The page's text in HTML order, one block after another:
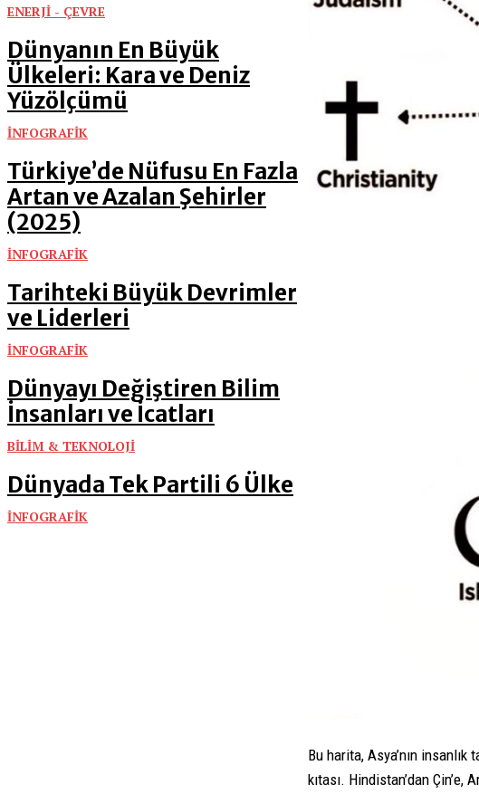
ENERJİ - ÇEVRE
Dünyanın En Büyük
Ülkeleri: Kara ve Deniz
Yüzölçümü
İNFOGRAFİK
Türkiye’de Nüfusu En Fazla
Artan ve Azalan Şehirler
(2025)
İNFOGRAFİK
Tarihteki Büyük Devrimler
ve Liderleri
İNFOGRAFİK
Dünyayı Değiştiren Bilim
İnsanları ve İcatları
BİLİM & TEKNOLOJİ
Dünyada Tek Partili 6 Ülke
İNFOGRAFİK
Bu harita, Asya’nın
kıtası. Hindistan’dan